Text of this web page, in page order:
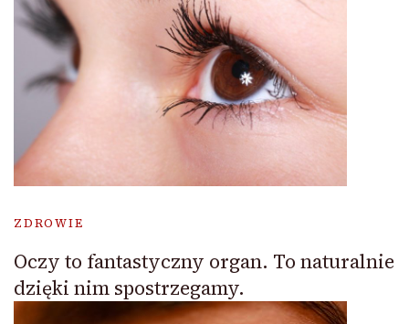
ZDROWIE
Oczy to fantastyczny organ. To naturalnie
dzięki nim spostrzegamy.